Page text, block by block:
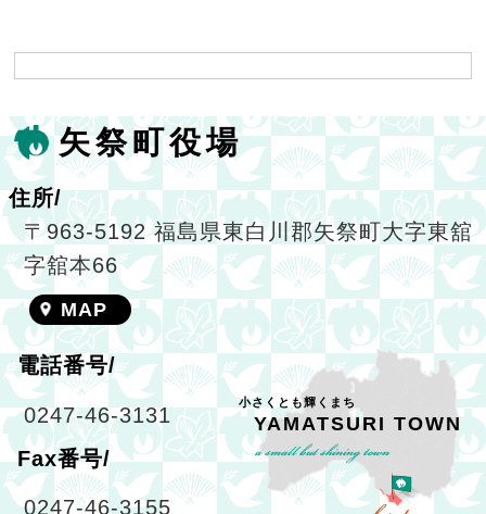
矢祭町役場
住所/
〒963-5192 福島県東白川郡矢祭町大字東舘
字舘本66
MAP
電話番号/
0247-46-3131
Fax番号/
0247-46-3155
小さくとも輝くまち
YAMATSURI TOWN